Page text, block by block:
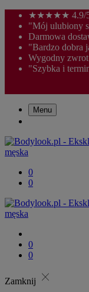
★★★★★ 4.9/
"Mój ulubiony
Darmowa
"Bardzo dobra
Wygodny
"Szybka i
Menu
0
0
0
0
Zamknij close